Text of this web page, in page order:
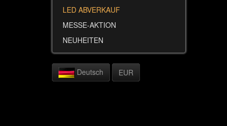
LED ABVERKAUF
MESSE-AKTION
NEUHEITEN
Deutsch EUR